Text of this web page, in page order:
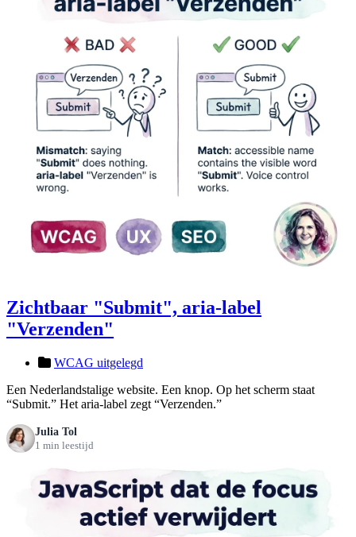
Zichtbaar "Submit", aria-label
"Verzenden"
WCAG uitgelegd
Een Nederlandstalige website. Een knop. Op het scherm staat
“Submit.” Het aria-label zegt “Verzenden.”
Julia Tol
1 min leestijd